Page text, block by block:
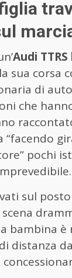
Audi
sua corsa
di
che
“facendo
pochi
sul
bambina è
distanza